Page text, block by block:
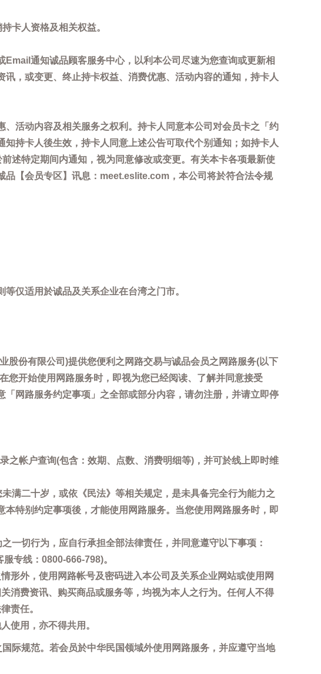
卡人资格及相关权益。
通知诚品顾客服务中心，以利本公司尽速为您查询或更新相
，或变更、终止持卡权益、消费优惠、活动内容的通知，持卡人
活动内容及相关服务之权利。持卡人同意本公司对会员卡之「约
持卡人後生效，持卡人同意上述公告可取代个别通知；如持卡人
述特定期间内通知，视为同意修改或变更。有关本卡各项最新使
品【会员专区】讯息：meet.eslite.com，本公司将於符合法令规
仅适用於诚品及关系企业在台湾之门市。
股份有限公司)提供您便利之网路交易与诚品会员之网路服务(以下
您开始使用网路服务时，即视为您已经阅读、了解并同意接受
网路服务约定事项」之全部或部分内容，请勿注册，并请立即停
之帐户查询(包含：效期、点数、消费明细等)，并可於线上即时维
满二十岁，或依《民法》等相关规定，是未具备完全行为能力之
特别约定事项後，才能使用网路服务。当您使用网路服务时，即
一切行为，应自行承担全部法律责任，并同意遵守以下事项：
专线：0800-666-798)。
形外，使用网路帐号及密码进入本公司及关系企业网站或使用网
消费资讯、购买商品或服务等，均视为本人之行为。任何人不得
责任。
使用，亦不得共用。
际规范。若会员於中华民国领域外使用网路服务，并应遵守当地